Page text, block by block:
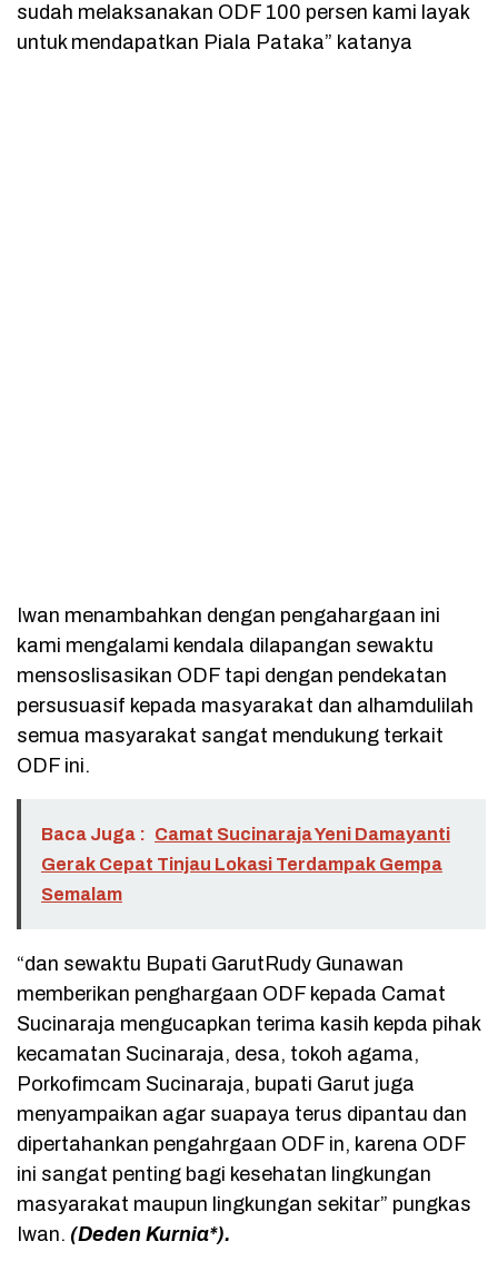
sudah melaksanakan ODF 100 persen kami layak
untuk mendapatkan Piala Pataka” katanya
Iwan menambahkan dengan pengahargaan ini
kami mengalami kendala dilapangan sewaktu
mensoslisasikan ODF tapi dengan pendekatan
persusuasif kepada masyarakat dan alhamdulilah
semua masyarakat sangat mendukung terkait
ODF ini.
Baca Juga : Camat Sucinaraja Yeni Damayanti
Gerak Cepat Tinjau Lokasi Terdampak Gempa
Semalam
“dan sewaktu Bupati GarutRudy Gunawan
memberikan penghargaan ODF kepada Camat
Sucinaraja mengucapkan terima kasih kepda pihak
kecamatan Sucinaraja, desa, tokoh agama,
Porkofimcam Sucinaraja, bupati Garut juga
menyampaikan agar suapaya terus dipantau dan
dipertahankan pengahrgaan ODF in, karena ODF
ini sangat penting bagi kesehatan lingkungan
masyarakat maupun lingkungan sekitar” pungkas
Iwan. (Deden Kurnia*).